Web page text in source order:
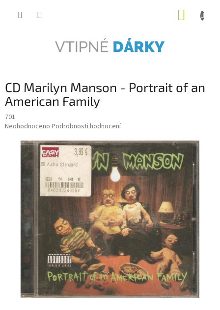
CD Marilyn Manson - Portrait of an
American Family
701
Průměrné
produktu
Neohodnoceno Podrobnosti hodnocení